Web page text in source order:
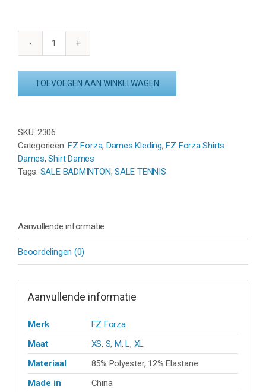
FZ
TEE
aantal
TOEVOEGEN AAN WINKELWAGEN
SKU: 2306
Categorieën:FZ Forza, Dames Kleding,FZ Forza Shirts
Dames,Shirt Dames
Tags: SALE BADMINTON,SALE TENNIS
Aanvullende informatie
Beoordelingen (0)
Aanvullende informatie
Merk
FZ Forza
Maat
XS, S, M,L, XL
Materiaal
85% Polyester, 12% Elastane
Made in
China